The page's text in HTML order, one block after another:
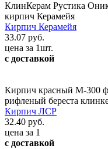
КлинКерам Рустика
кирпич Керамейя
Кирпич Керамейя
33.07 руб.
цена за 1шт.
с доставкой
Кирпич красный М-300
рифленый береста
Кирпич ЛСР
32.40 руб.
цена за 1
с доставкой